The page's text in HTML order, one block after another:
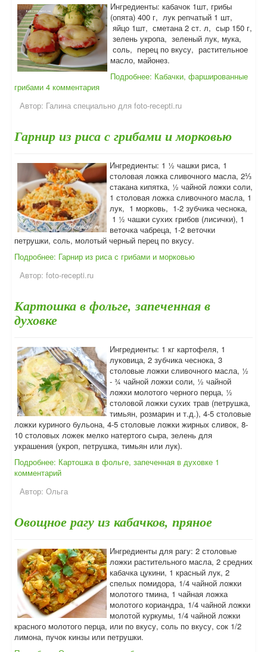
Ингредиенты: кабачок 1шт, грибы
(опята) 400 г, лук репчатый 1 шт,
яйцо 1шт, сметана 2 ст. л, сыр 150 г,
зелень укропа, зеленый лук, мука,
соль, перец по вкусу, растительное
масло, майонез.
Подробнее: Кабачки, фаршированные
грибами 4 комментария
Автор: Галина специально для foto-recepti.ru
Гарнир из риса с грибами и морковью
Ингредиенты: 1 ½ чашки риса, 1
столовая ложка сливочного масла, 2⅓
стакана кипятка, ½ чайной ложки соли,
1 столовая ложка сливочного масла, 1
лук, 1 морковь, 1-2 зубчика чеснока,
1 ½ чашки сухих грибов (лисички), 1
веточка чабреца, 1-2 веточки
петрушки, соль, молотый черный перец по вкусу.
Подробнее: Гарнир из риса с грибами и морковью
Автор: foto-recepti.ru
Картошка в фольге, запеченная в
духовке
Ингредиенты: 1 кг картофеля, 1
луковица, 2 зубчика чеснока, 3
столовые ложки сливочного масла, ½
- ¾ чайной ложки соли, ½ чайной
ложки молотого черного перца, ½
столовой ложки сухих трав (петрушка,
тимьян, розмарин и т.д.), 4-5 столовые
ложки куриного бульона, 4-5 столовые ложки жирных сливок, 8-
10 столовых ложек мелко натертого сыра, зелень для
украшения (укроп, петрушка, тимьян или лук).
Подробнее: Картошка в фольге, запеченная в духовке 1
комментарий
Автор: Ольга
Овощное рагу из кабачков, пряное
Ингредиенты для рагу: 2 столовые
ложки растительного масла, 2 средних
кабачка цукини, 1 красный лук, 2
спелых помидора, 1/4 чайной ложки
молотого тмина, 1 чайная ложка
молотого кориандра, 1/4 чайной ложки
молотой куркумы, 1/4 чайной ложки
красного молотого перца, или по вкусу, соль по вкусу, сок 1/2
лимона, пучок кинзы или петрушки.